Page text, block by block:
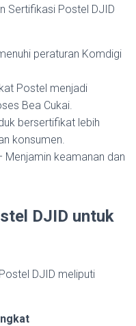
Sertifikasi Postel DJID
peraturan Komdigi
Postel menjadi
Bea Cukai.
bersertifikat lebih
konsumen.
Menjamin keamanan dan
DJID untuk
DJID meliputi